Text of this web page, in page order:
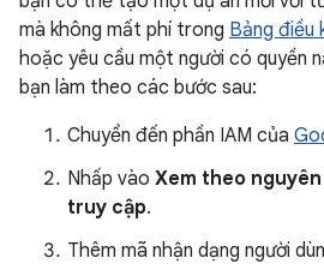
mà không mất phí trong Bảng điều
hoặc yêu cầu một người có quyền
bạn làm theo các bước sau:
Chuyển đến phần IAM của
Nhấp vào Xem theo
truy cập.
Thêm mã nhận dạng người